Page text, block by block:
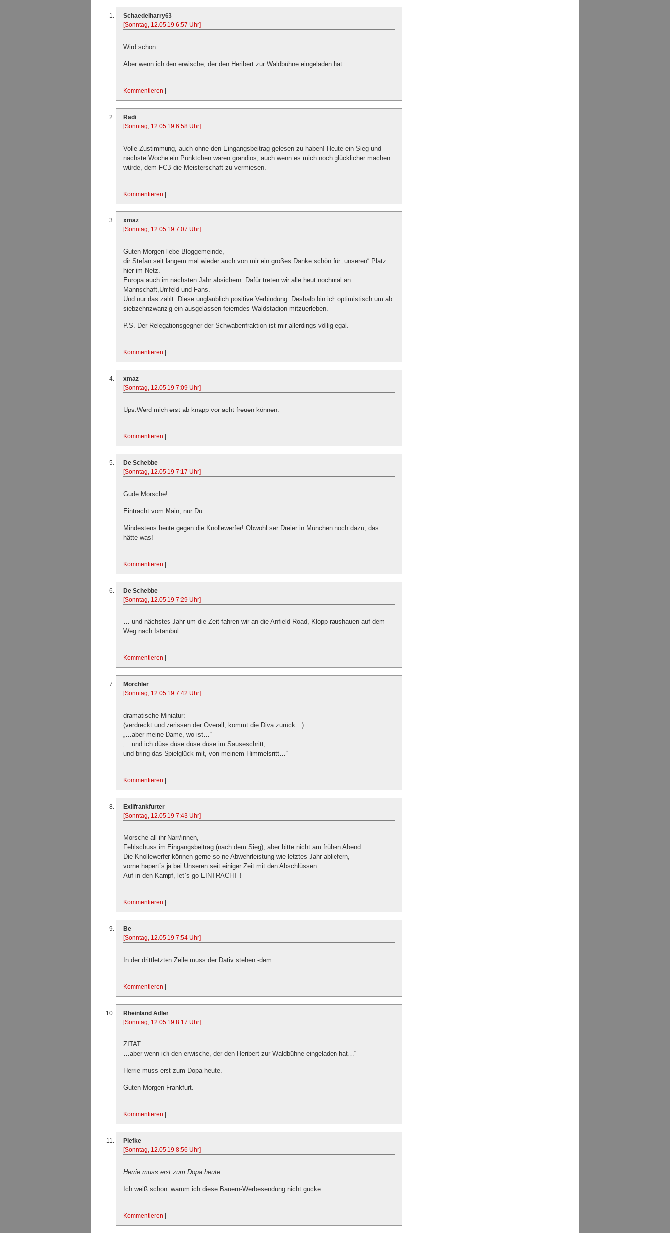
Schaedelharry63
[Sonntag, 12.05.19 6:57 Uhr]
Wird schon.
Aber wenn ich den erwische, der den Heribert zur Waldbühne eingeladen hat…
Kommentieren |
Radi
[Sonntag, 12.05.19 6:58 Uhr]
Volle Zustimmung, auch ohne den Eingangsbeitrag gelesen zu haben! Heute ein Sieg und
nächste Woche ein Pünktchen wären grandios, auch wenn es mich noch glücklicher machen
würde, dem FCB die Meisterschaft zu vermiesen.
Kommentieren |
xmaz
[Sonntag, 12.05.19 7:07 Uhr]
Guten Morgen liebe Bloggemeinde,
dir Stefan seit langem mal wieder auch von mir ein großes Danke schön für „unseren“ Platz
hier im Netz.
Europa auch im nächsten Jahr absichern. Dafür treten wir alle heut nochmal an.
Mannschaft,Umfeld und Fans.
Und nur das zählt. Diese unglaublich positive Verbindung .Deshalb bin ich optimistisch um ab
siebzehnzwanzig ein ausgelassen feierndes Waldstadion mitzuerleben.
P.S. Der Relegationsgegner der Schwabenfraktion ist mir allerdings völlig egal.
Kommentieren |
xmaz
[Sonntag, 12.05.19 7:09 Uhr]
Ups.Werd mich erst ab knapp vor acht freuen können.
Kommentieren |
De Schebbe
[Sonntag, 12.05.19 7:17 Uhr]
Gude Morsche!
Eintracht vom Main, nur Du ….
Mindestens heute gegen die Knollewerfer! Obwohl ser Dreier in München noch dazu, das
hätte was!
Kommentieren |
De Schebbe
[Sonntag, 12.05.19 7:29 Uhr]
… und nächstes Jahr um die Zeit fahren wir an die Anfield Road, Klopp raushauen auf dem
Weg nach Istambul …
Kommentieren |
Morchler
[Sonntag, 12.05.19 7:42 Uhr]
dramatische Miniatur:
(verdreckt und zerissen der Overall, kommt die Diva zurück…)
„…aber meine Dame, wo ist…“
„…und ich düse düse düse düse im Sauseschritt,
und bring das Spielglück mit, von meinem Himmelsritt…“
Kommentieren |
Exilfrankfurter
[Sonntag, 12.05.19 7:43 Uhr]
Morsche all ihr Narr/innen,
Fehlschuss im Eingangsbeitrag (nach dem Sieg), aber bitte nicht am frühen Abend.
Die Knollewerfer können gerne so ne Abwehrleistung wie letztes Jahr abliefern,
vorne hapert`s ja bei Unseren seit einiger Zeit mit den Abschlüssen.
Auf in den Kampf, let`s go EINTRACHT !
Kommentieren |
Be
[Sonntag, 12.05.19 7:54 Uhr]
In der drittletzten Zeile muss der Dativ stehen -dem.
Kommentieren |
Rheinland Adler
[Sonntag, 12.05.19 8:17 Uhr]
ZITAT:
…aber wenn ich den erwische, der den Heribert zur Waldbühne eingeladen hat…“
Herrie muss erst zum Dopa heute.
Guten Morgen Frankfurt.
Kommentieren |
Piefke
[Sonntag, 12.05.19 8:56 Uhr]
Herrie muss erst zum Dopa heute.
Ich weiß schon, warum ich diese Bauern-Werbesendung nicht gucke.
Kommentieren |